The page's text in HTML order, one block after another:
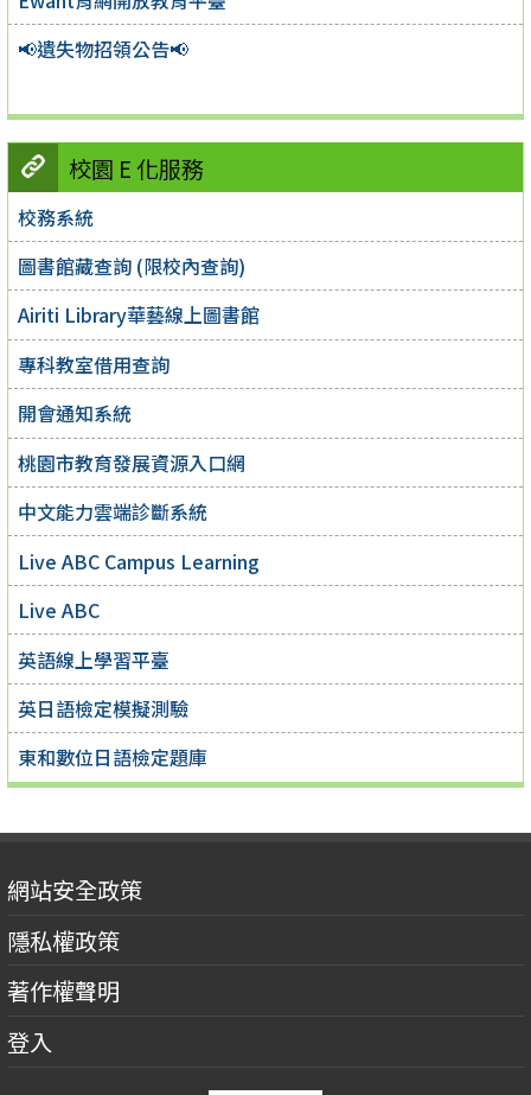
📢遺失物招領公告📢
校園 E 化服務
校務系統
圖書館藏查詢 (限校內查詢)
Airiti Library華藝線上圖書館
專科教室借用查詢
開會通知系統
桃園市教育發展資源入口網
中文能力雲端診斷系統
Live ABC Campus Learning
Live ABC
英語線上學習平臺
英日語檢定模擬測驗
東和數位日語檢定題庫
網站安全政策
隱私權政策
著作權聲明
登入